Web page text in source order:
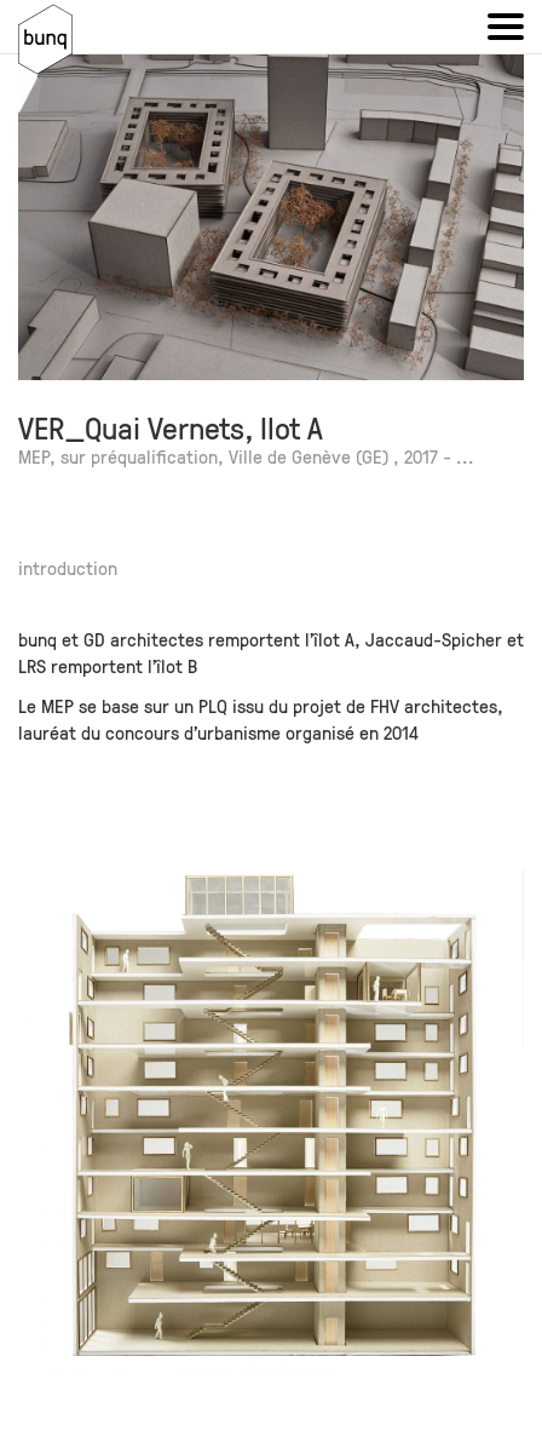
VER_Quai Vernets, Ilot A
MEP, sur préqualification, Ville de Genève (GE) , 2017 - ...
introduction
bunq et GD architectes remportent l’îlot A, Jaccaud-Spicher et
LRS remportent l’îlot B
Le MEP se base sur un PLQ issu du projet de FHV architectes,
lauréat du concours d’urbanisme organisé en 2014